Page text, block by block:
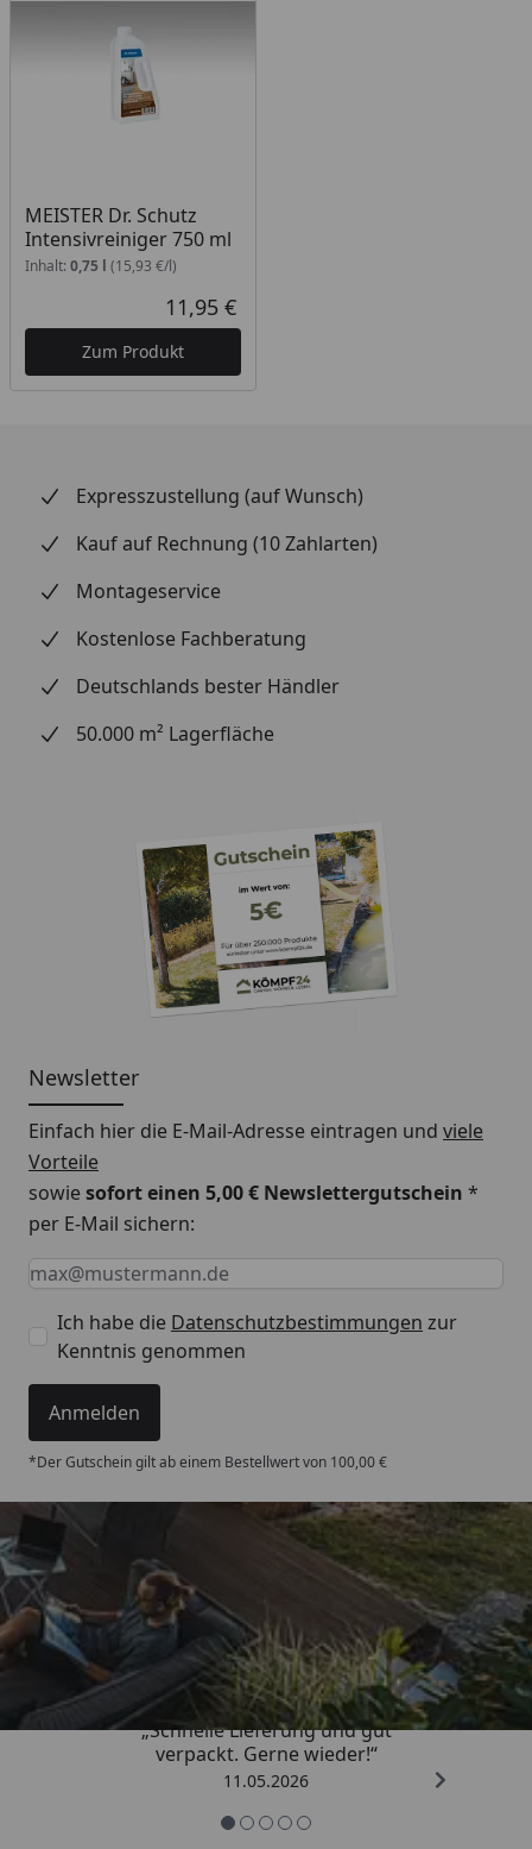
MEISTER Dr. Schutz
Intensivreiniger 750 ml
Inhalt: 0,75 l (15,93 €/l)
Aktueller Preis
11,95 €
Zum Produkt
Expresszustellung (auf Wunsch)
Kauf auf Rechnung (10 Zahlarten)
Montageservice
Kostenlose Fachberatung
Deutschlands bester Händler
50.000 m² Lagerfläche
Newsletter
Einfach hier die E-Mail-Adresse eintragen und viele
Vorteile
sowiesofort einen 5,00 € Newslettergutschein *
per E-Mail sichern:
Keine Eingabe erforderlich
Eingabe erforderlich
E-Mail *
Ich habe die Datenschutzbestimmungen zur
Kenntnis genommen
Anmelden
*Der Gutschein gilt ab einem Bestellwert von 100,00 €
Trusted Shops
4,93/ 5
„Schnelle Lieferung und gut
verpackt. Gerne wieder!“
11.05.2026